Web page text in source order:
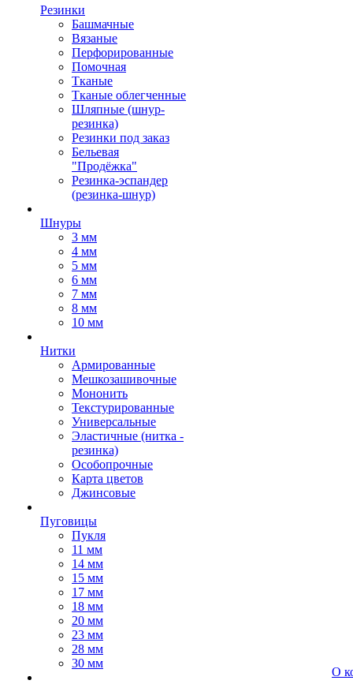
Резинки
Башмачные
Вязаные
Перфорированные
Помочная
Тканые
Тканые облегченные
Шляпные (шнур-
резинка)
Резинки под заказ
Бельевая
"Продёжка"
Резинка-эспандер
(резинка-шнур)
Шнуры
3 мм
4 мм
5 мм
6 мм
7 мм
8 мм
10 мм
Нитки
Армированные
Мешкозашивочные
Мононить
Текстурированные
Универсальные
Эластичные (нитка -
резинка)
Особопрочные
Карта цветов
Джинсовые
Пуговицы
Пукля
11 мм
14 мм
15 мм
17 мм
18 мм
20 мм
23 мм
28 мм
30 мм
О